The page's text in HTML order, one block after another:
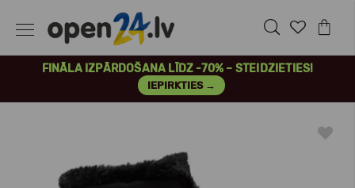
FINĀLA IZPĀRDOŠANA LĪDZ -70% – STEIDZIETIES!
IEPIRKTIES →